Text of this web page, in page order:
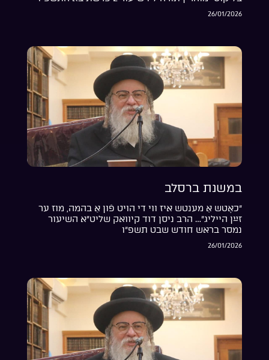
26/01/2026
במשנת ברסלב
“כאָטש אַ מענטש איז ווי די הויט פֿון אַ בהמה, מוז ער
זײַן הייליג”… הרב ניסן דוד קיוואק שליט”א השיעור
נמסר בראש חודש שבט תשפ”ו
26/01/2026